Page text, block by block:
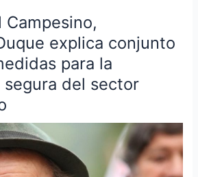
Campesino,
explica conjunto
para la
del sector